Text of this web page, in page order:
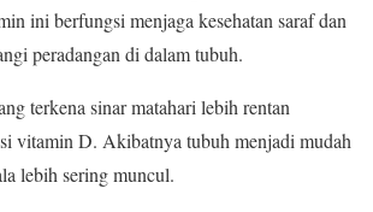
ini berfungsi menjaga kesehatan saraf dan
peradangan di dalam tubuh.
terkena sinar matahari lebih rentan
vitamin D. Akibatnya tubuh menjadi mudah
lebih sering muncul.